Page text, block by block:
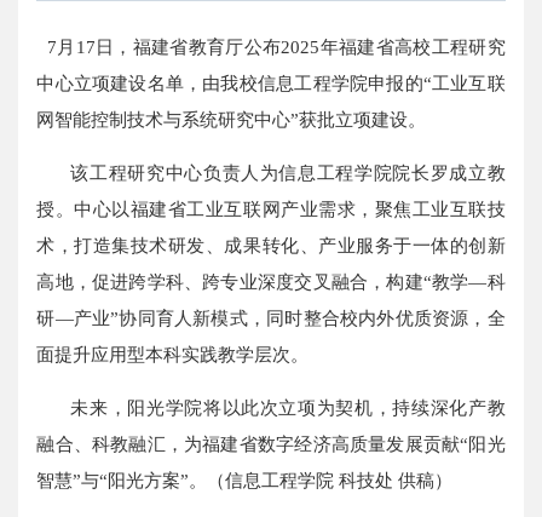
7 月 17日，福建省教育厅公布2025年福建省高校工程研究
中心立项建设名单，由我校信息工程学院申报的“工业互联
网智能控制技术与系统研究中心”获批立项建设。
该工程研究中心负责人为信息工程学院院长罗成立教
授。中心以福建省工业互联网产业需求，聚焦工业互联技
术，打造集技术研发、成果转化、产业服务于一体的创新
高地，促进跨学科、跨专业深度交叉融合，构建“教学—科
研—产业”协同育人新模式，同时整合校内外优质资源，全
面提升应用型本科实践教学层次。
未来，阳光学院将以此次立项为契机，持续深化产教
融合、科教融汇，为福建省数字经济高质量发展贡献“阳光
智慧”与“阳光方案”。（信息工程学院 科技处 供稿）